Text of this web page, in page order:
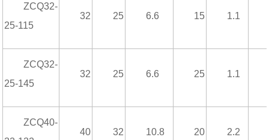
ZCQ32-
25-115
32 25 6.6 15 1.1
ZCQ32-
25-145
32 25 6.6 25 1.1
ZCQ40-
40 32 10.8 20 2.2